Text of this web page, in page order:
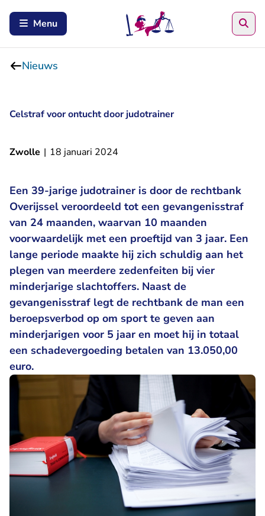
Menu
Nieuws
Celstraf voor ontucht door judotrainer
Zwolle | 18 januari 2024
Een 39-jarige judotrainer is door de rechtbank
Overijssel veroordeeld tot een gevangenisstraf
van 24 maanden, waarvan 10 maanden
voorwaardelijk met een proeftijd van 3 jaar. Een
lange periode maakte hij zich schuldig aan het
plegen van meerdere zedenfeiten bij vier
minderjarige slachtoffers. Naast de
gevangenisstraf legt de rechtbank de man een
beroepsverbod op om sport te geven aan
minderjarigen voor 5 jaar en moet hij in totaal
een schadevergoeding betalen van 13.050,00
euro.